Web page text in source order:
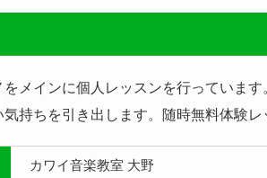
メインに個人レッスンを行っていま
持ちを引き出します。随時無料体験レ
カワイ音楽教室 大野